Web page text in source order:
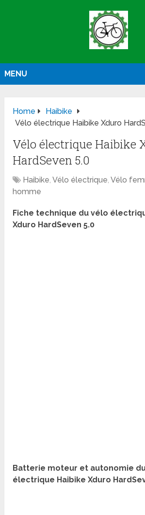
MENU
Home
Haibike
Vélo électrique Haibike Xduro
Vélo électrique Haibike
HardSeven 5.0
Haibike,Vélo électrique,Vélo
homme
Fiche technique du vélo
Xduro HardSeven 5.0
Batterie moteur et autonomie
électrique Haibike Xduro